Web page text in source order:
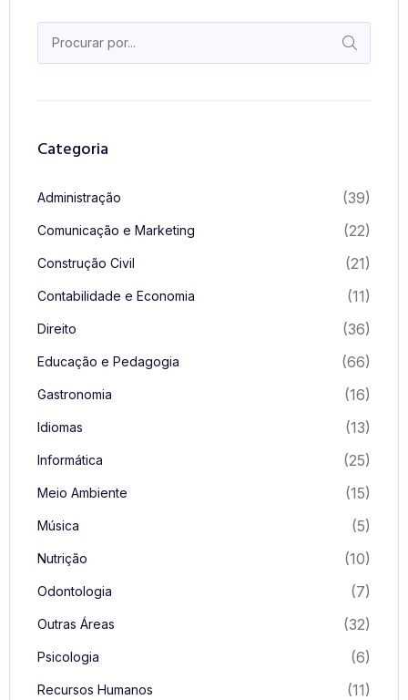
Categoria
Administração (39)
Comunicação e Marketing (22)
Construção Civil (21)
Contabilidade e Economia (11)
Direito (36)
Educação e Pedagogia (66)
Gastronomia (16)
Idiomas (13)
Informática (25)
Meio Ambiente (15)
Música (5)
Nutrição (10)
Odontologia (7)
Outras Áreas (32)
Psicologia (6)
Recursos Humanos (11)